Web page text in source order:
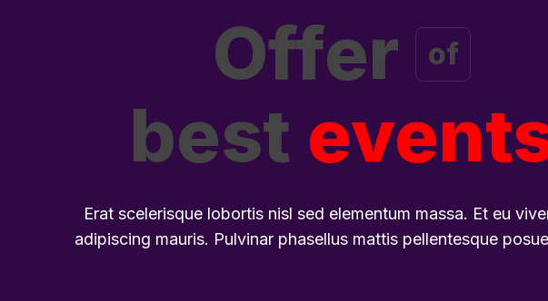
Offer of
best
Erat scelerisque lobortis nisl sed elementum massa. Et eu
adipiscing mauris. Pulvinar phasellus mattis pellentesque